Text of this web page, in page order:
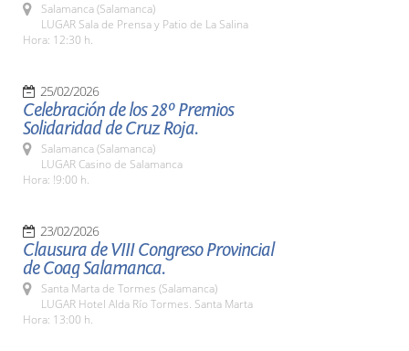
Salamanca (Salamanca)
LUGAR Sala de Prensa y Patio de La Salina
Hora: 12:30 h.
25/02/2026
Celebración de los 28º Premios
Solidaridad de Cruz Roja.
Salamanca (Salamanca)
LUGAR Casino de Salamanca
Hora: !9:00 h.
23/02/2026
Clausura de VIII Congreso Provincial
de Coag Salamanca.
Santa Marta de Tormes (Salamanca)
LUGAR Hotel Alda Río Tormes. Santa Marta
Hora: 13:00 h.